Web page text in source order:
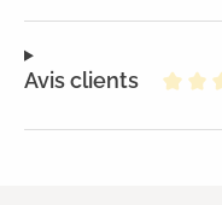
Avis clients